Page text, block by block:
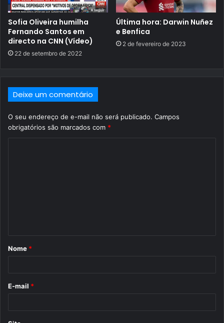
Sofia Oliveira humilha
Fernando Santos em
directo na CNN (Vídeo)
22 de setembro de 2022
Última hora: Darwin Nuñez
e Benfica
2 de fevereiro de 2023
Deixe um comentário
O seu endereço de e-mail não será publicado. Campos
obrigatórios são marcados com *
r
Nome *
E-mail *